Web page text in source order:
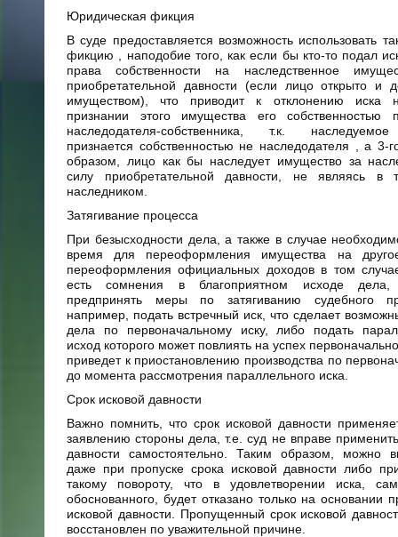
Юридическая фикция
В суде предоставляется возможность использовать
фикцию , наподобие того, как если бы кто-то подал
права собственности на наследственное
приобретательной давности (если лицо открыто и
имуществом), что приводит к отклонению иска
признании этого имущества его собственностью
наследодателя-собственника, т.к.
признается собственностью не наследодателя , а 3-
образом, лицо как бы наследует имущество за
силу приобретательной давности, не являясь
наследником.
Затягивание процесса
При безысходности дела, а также в случае
время для переоформления имущества на
переоформления официальных доходов в том
есть сомнения в благоприятном исходе
предпринять меры по затягиванию судебного
например, подать встречный иск, что сделает
дела по первоначальному иску, либо подать
исход которого может повлиять на успех
приведет к приостановлению производства по
до момента рассмотрения параллельного иска.
Срок исковой давности
Важно помнить, что срок исковой давности
заявлению стороны дела, т.е. суд не вправе
давности самостоятельно. Таким образом, можно
даже при пропуске срока исковой давности либо
такому повороту, что в удовлетворении иска,
обоснованного, будет отказано только на основании
исковой давности. Пропущенный срок исковой
восстановлен по уважительной причине.